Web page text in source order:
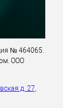
№ 464065.
ООО
д. 27,